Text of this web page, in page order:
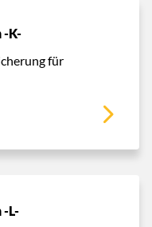
-K-
für
-L-